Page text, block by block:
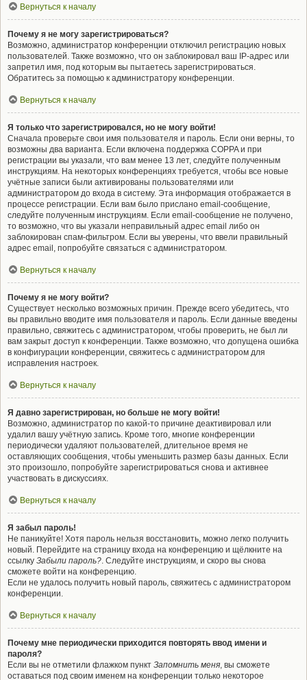
Вернуться к началу
Почему я не могу зарегистрироваться?
Возможно, администратор конференции отключил регистрацию новых
пользователей. Также возможно, что он заблокировал ваш IP-адрес или
запретил имя, под которым вы пытаетесь зарегистрироваться.
Обратитесь за помощью к администратору конференции.
Вернуться к началу
Я только что зарегистрировался, но не могу войти!
Сначала проверьте свои имя пользователя и пароль. Если они верны, то
возможны два варианта. Если включена поддержка COPPA и при
регистрации вы указали, что вам менее 13 лет, следуйте полученным
инструкциям. На некоторых конференциях требуется, чтобы все новые
учётные записи были активированы пользователями или
администратором до входа в систему. Эта информация отображается в
процессе регистрации. Если вам было прислано email-сообщение,
следуйте полученным инструкциям. Если email-сообщение не получено,
то возможно, что вы указали неправильный адрес email либо он
заблокирован спам-фильтром. Если вы уверены, что ввели правильный
адрес email, попробуйте связаться с администратором.
Вернуться к началу
Почему я не могу войти?
Существует несколько возможных причин. Прежде всего убедитесь, что
вы правильно вводите имя пользователя и пароль. Если данные введены
правильно, свяжитесь с администратором, чтобы проверить, не был ли
вам закрыт доступ к конференции. Также возможно, что допущена ошибка
в конфигурации конференции, свяжитесь с администратором для
исправления настроек.
Вернуться к началу
Я давно зарегистрирован, но больше не могу войти!
Возможно, администратор по какой-то причине деактивировал или
удалил вашу учётную запись. Кроме того, многие конференции
периодически удаляют пользователей, длительное время не
оставляющих сообщения, чтобы уменьшить размер базы данных. Если
это произошло, попробуйте зарегистрироваться снова и активнее
участвовать в дискуссиях.
Вернуться к началу
Я забыл пароль!
Не паникуйте! Хотя пароль нельзя восстановить, можно легко получить
новый. Перейдите на страницу входа на конференцию и щёлкните на
ссылку Забыли пароль?. Следуйте инструкциям, и скоро вы снова
сможете войти на конференцию.
Если не удалось получить новый пароль, свяжитесь с администратором
конференции.
Вернуться к началу
Почему мне периодически приходится повторять ввод имени и
пароля?
Если вы не отметили флажком пункт Запомнить меня, вы сможете
оставаться под своим именем на конференции только некоторое